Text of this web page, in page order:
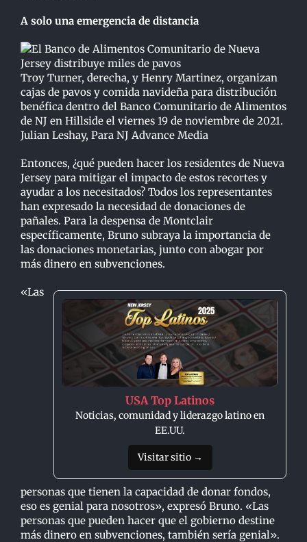
A solo una emergencia de distancia
Troy Turner, derecha, y Henry Martinez, organizan
cajas de pavos y comida navideña para distribución
benéfica dentro del Banco Comunitario de Alimentos
de NJ en Hillside el viernes 19 de noviembre de 2021.
Julian Leshay, Para NJ Advance Media
Entonces, ¿qué pueden hacer los residentes de Nueva
Jersey para mitigar el impacto de estos recortes y
ayudar a los necesitados? Todos los representantes
han expresado la necesidad de donaciones de
pañales. Para la despensa de Montclair
específicamente, Bruno subraya la importancia de
las donaciones monetarias, junto con abogar por
más dinero en subvenciones.
USA Top Latinos
Noticias, comunidad y liderazgo latino en
EE.UU.
Visitar sitio →
«Las
personas que tienen la capacidad de donar fondos,
eso es genial para nosotros», expresó Bruno. «Las
personas que pueden hacer que el gobierno destine
más dinero en subvenciones, también sería genial».